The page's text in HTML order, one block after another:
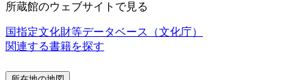
所蔵館のウェブサイトで見る
国指定文化財等データベース（文化庁）
関連する書籍を探す